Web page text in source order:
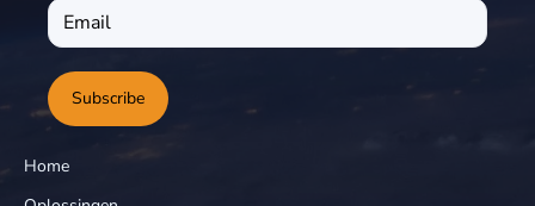
Subscribe
Home